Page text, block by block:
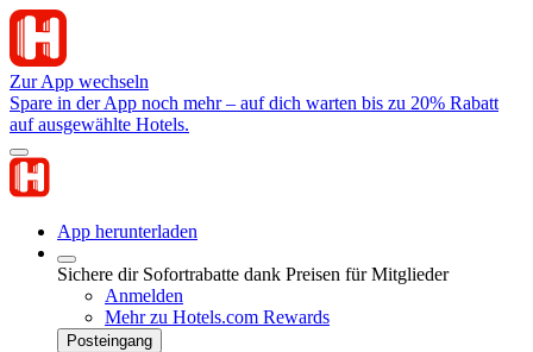
Zur App wechseln
Spare in der App noch mehr – auf dich warten bis zu 20% Rabatt
auf ausgewählte Hotels.
App herunterladen
Sichere dir Sofortrabatte dank Preisen für Mitglieder
Anmelden
Mehr zu Hotels.com Rewards
Posteingang